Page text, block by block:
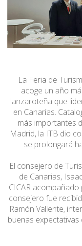
La Feria de
acoge un año
lanzaroteña que
en Canarias.
más importantes
Madrid, la ITB dio
se prolongará
El consejero de
de Canarias,
CICAR
consejero fue
Ramón Valiente,
buenas